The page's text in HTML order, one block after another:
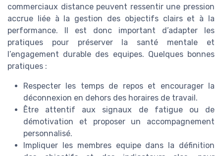
commerciaux distance peuvent ressentir une pression
accrue liée à la gestion des objectifs clairs et à la
performance. Il est donc important d’adapter les
pratiques pour préserver la santé mentale et
l’engagement durable des equipes. Quelques bonnes
pratiques :
Respecter les temps de repos et encourager la
déconnexion en dehors des horaires de travail.
Être attentif aux signaux de fatigue ou de
démotivation et proposer un accompagnement
personnalisé.
Impliquer les membres equipe dans la définition